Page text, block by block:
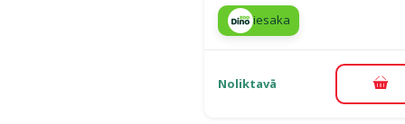
iesaka
Noliktavā